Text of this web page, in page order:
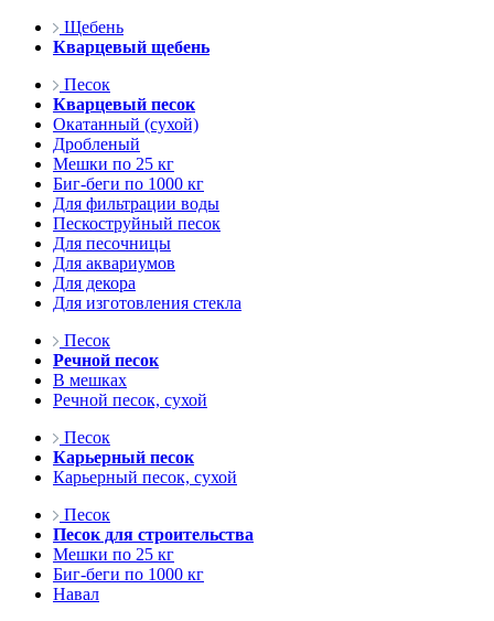
Щебень
Кварцевый щебень
Песок
Кварцевый песок
Окатанный (сухой)
Дробленый
Мешки по 25 кг
Биг-беги по 1000 кг
Для фильтрации воды
Пескоструйный песок
Для песочницы
Для аквариумов
Для декора
Для изготовления стекла
Песок
Речной песок
В мешках
Речной песок, сухой
Песок
Карьерный песок
Карьерный песок, сухой
Песок
Песок для строительства
Мешки по 25 кг
Биг-беги по 1000 кг
Навал